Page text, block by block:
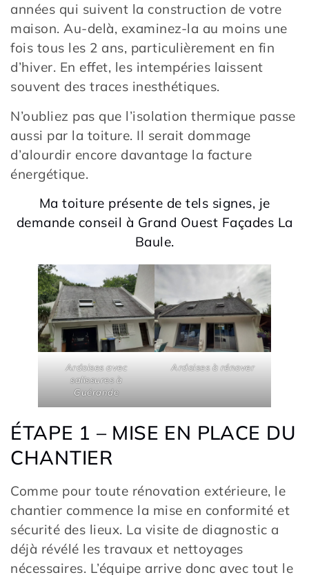
années qui suivent la construction de votre
maison. Au-delà, examinez-la au moins une
fois tous les 2 ans, particulièrement en fin
d’hiver. En effet, les intempéries laissent
souvent des traces inesthétiques.
N’oubliez pas que l’isolation thermique passe
aussi par la toiture. Il serait dommage
d’alourdir encore davantage la facture
énergétique.
Ma toiture présente de tels signes, je
demande conseil à Grand Ouest Façades La
Baule.
Ardoises avec
salissures à
Guérande
Ardoises à rénover
ÉTAPE 1 – MISE EN PLACE DU
CHANTIER
Comme pour toute rénovation extérieure, le
chantier commence la mise en conformité et
sécurité des lieux. La visite de diagnostic a
déjà révélé les travaux et nettoyages
nécessaires. L’équipe arrive donc avec tout le